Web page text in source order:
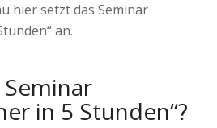
hier setzt das Seminar
an.
in 5 Stunden“?